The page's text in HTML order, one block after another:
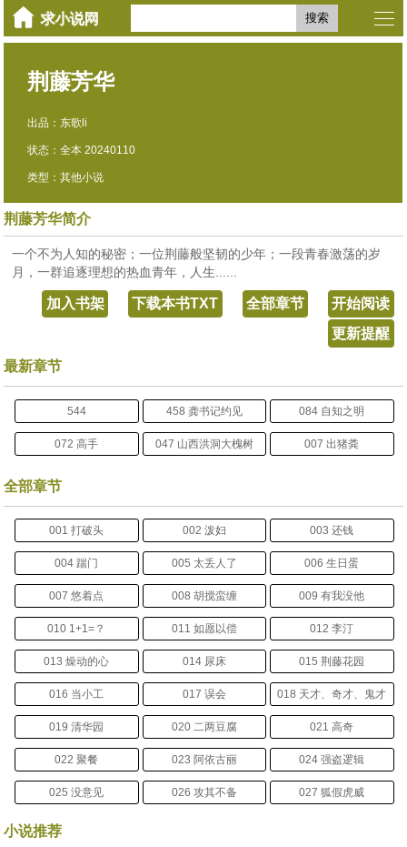
搜索
荆藤芳华
出品：东歌li
状态：全本 20240110
类型：其他小说
荆藤芳华简介
一个不为人知的秘密；一位荆藤般坚韧的少年；一段青春激荡的岁
月，一群追逐理想的热血青年，人生......
开始阅读
全部章节
下载本书TXT
加入书架
更新提醒
最新章节
544 458 龚书记约见 084 自知之明
072 高手 047 山西洪洞大槐树 007 出猪粪
全部章节
001 打破头 002 泼妇 003 还钱
004 踹门 005 太丢人了 006 生日蛋
007 悠着点 008 胡搅蛮缠 009 有我没他
010 1+1=？ 011 如愿以偿 012 李汀
013 燥动的心 014 尿床 015 荆藤花园
016 当小工 017 误会 018 天才、奇才、鬼才
019 清华园 020 二两豆腐 021 高奇
022 聚餐 023 阿依古丽 024 强盗逻辑
025 没意见 026 攻其不备 027 狐假虎威
028 聊天
小说推荐